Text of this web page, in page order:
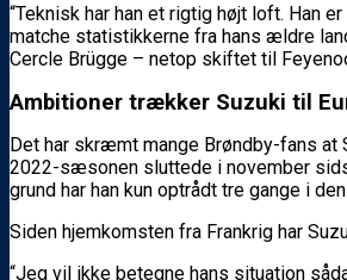
“Teknisk har han et rigtig højt loft. Han
matche statistikkerne fra hans ældre
Cercle Brügge – netop skiftet til
Ambitioner trækker Suzuki til
Det har skræmt mange Brøndby-fans
2022-sæsonen sluttede i november
grund har han kun optrådt tre gange i
Siden hjemkomsten fra Frankrig har
“Jeg vil ikke betegne hans situation